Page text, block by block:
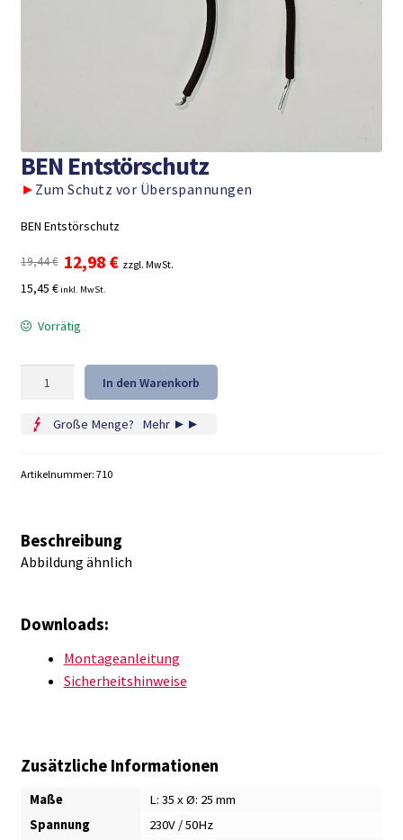
BEN Entstörschutz
► Zum Schutz vor Überspannungen
BEN Entstörschutz
19,44€ Ursprünglicher
Preis
war:
12,98 €Aktueller
zzgl. MwSt.
15,45 €inkl. MwSt.
Vorrätig
Entstörschutz
In den Warenkorb
Große Menge? Mehr ►►
Artikelnummer: 710
Beschreibung
Abbildung ähnlich
Downloads:
Montageanleitung
Sicherheitshinweise
Zusätzliche Informationen
Maße
L: 35 x Ø: 25 mm
Spannung
230V / 50Hz